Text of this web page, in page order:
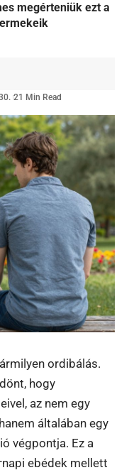
megérteniük ezt a
21 Min Read
ordibálás.
hogy
az nem egy
általában egy
végpontja. Ez a
ebédek mellett